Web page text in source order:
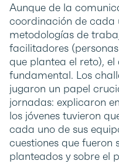
Aunque de la
coordinación de cada
metodologías de
facilitadores
que plantea el reto),
fundamental. Los
jugaron un papel
jornadas: explicaron
los jóvenes tuvieron
cada uno de sus
cuestiones que fueron
planteados y sobre el